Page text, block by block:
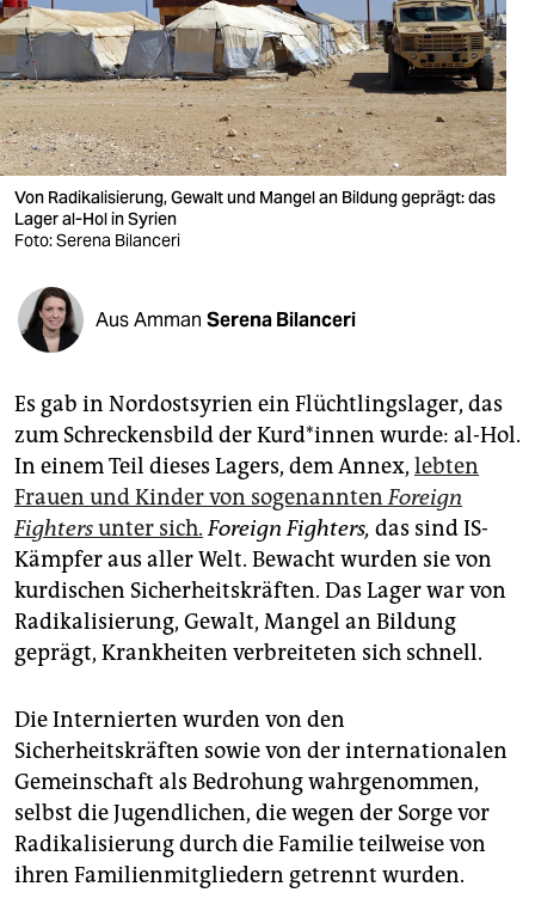
verlag
verlag
veranstaltungen
shop
fragen & hilfe
unterstützen
abo
genossenschaft
epaper login
Von Radikalisierung, Gewalt und Mangel an Bildung geprägt: das
Lager al-Hol in Syrien
Foto: Serena Bilanceri
Aus Amman Serena Bilanceri
Es gab in Nordostsyrien ein Flüchtlingslager, das
zum Schreckensbild der Kur­d*in­nen wurde: al-Hol.
In einem Teil dieses Lagers, dem Annex, lebten
Frauen und Kinder von sogenanntenForeign
Fightersunter sich. Foreign Fighters, das sind IS-
Kämpfer aus aller Welt. Bewacht wurden sie von
kurdischen Sicherheitskräften. Das Lager war von
Radikalisierung, Gewalt, Mangel an Bildung
geprägt, Krankheiten verbreiteten sich schnell.
Die Internierten wurden von den
Sicherheitskräften sowie von der internationalen
Gemeinschaft als Bedrohung wahrgenommen,
selbst die Jugendlichen, die wegen der Sorge vor
Radikalisierung durch die Familie teilweise von
ihren Familienmitgliedern getrennt wurden.